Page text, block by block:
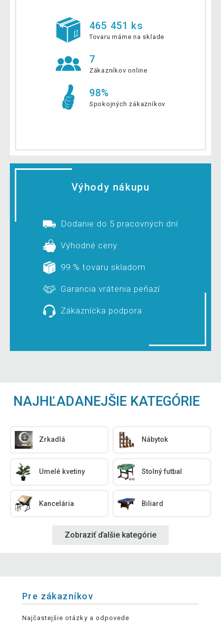
465 451 ks
Tovaru máme na sklade
7
Zákazníkov online
98%
Spokojných zákazníkov
Výhody nákupu
Dodanie do 5 pracovných dní
Výhodné ceny
99 % tovaru skladom
Garancia vrátenia peňazí
Zákaznícka podpora
NAJHĽADANEJŠIE KATEGÓRIE
Zrkadlá Nábytok
Umelé kvetiny Stolný futbal
Kancelária Biliard
Zobraziť ďalšie kategórie
Pre zákazníkov
Najčastejšie otázky a odpovede